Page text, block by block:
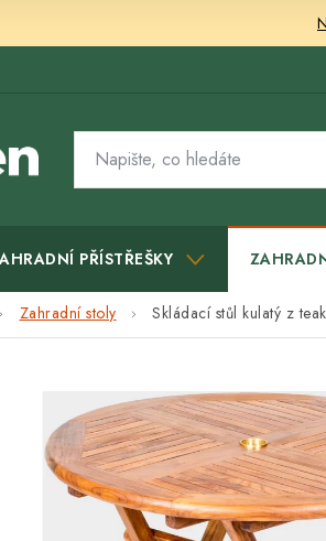
PŘÍSTŘEŠKY
Zahradní stoly Skládací stůl kulatý z